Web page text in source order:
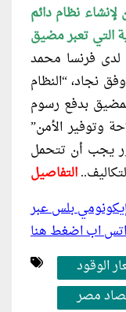
نظام دائم
التي تعبر مضيق
لدى فرنسا محمد
نجاد، “النظام
بدفع رسوم
وتوفير الأمن”
يجب أن تتحمل
التفاصيل
إيكونومي بلس عبر
اب اضغط هنا
الوقود
مصر